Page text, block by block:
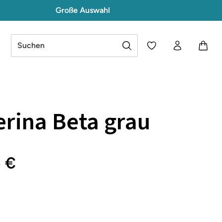
Große Auswahl
Du hast 0 Produkte
Beta grau
€